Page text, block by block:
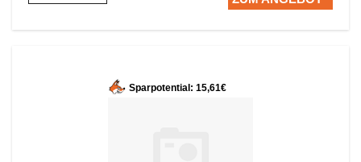
Sparpotential: 15,61€